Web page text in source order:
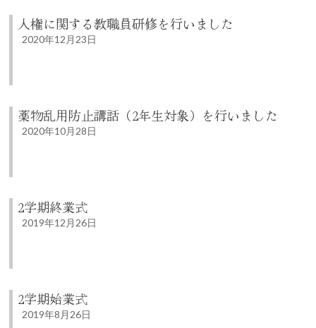
人権に関する教職員研修を行いました
2020年12月23日
薬物乱用防止講話（2年生対象）を行いました
2020年10月28日
2学期終業式
2019年12月26日
2学期始業式
2019年8月26日